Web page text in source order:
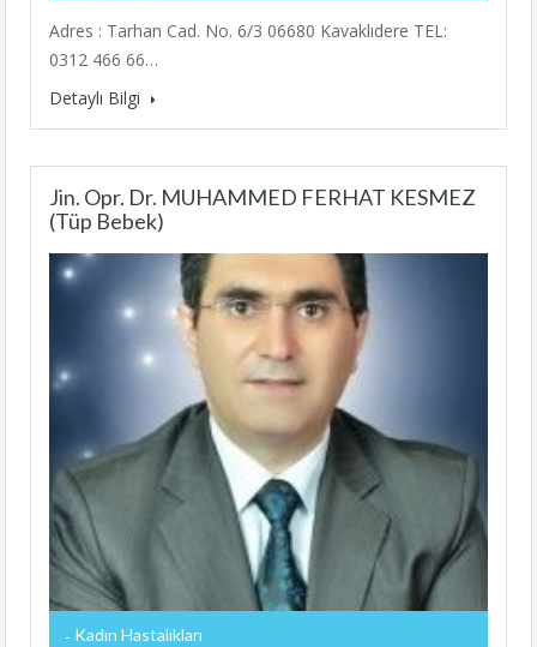
Adres : Tarhan Cad. No. 6/3 06680 Kavaklıdere TEL:
0312 466 66…
Detaylı Bilgi
Jin. Opr. Dr. MUHAMMED FERHAT KESMEZ
(Tüp Bebek)
Kadın Hastalıkları